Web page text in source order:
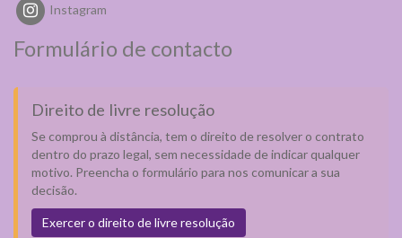
Instagram
Formulário de contacto
Direito de livre resolução
Se comprou à distância, tem o direito de resolver o contrato
dentro do prazo legal, sem necessidade de indicar qualquer
motivo. Preencha o formulário para nos comunicar a sua
decisão.
Exercer o direito de livre resolução